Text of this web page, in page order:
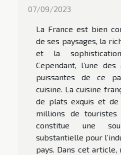
07/09/2023
La France est bien
de ses paysages, la
et la
Cependant, l’une
puissantes de ce
cuisine. La cuisine
de plats exquis et
millions de touristes
constitue une
substantielle pour
pays. Dans cet